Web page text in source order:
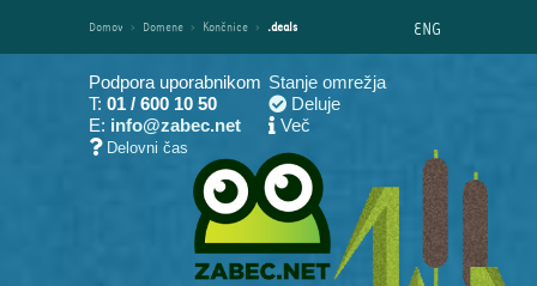
Domov › Domene › Končnice › .deals ENG
Podpora uporabnikom
T: 01 / 600 10 50
E: info@zabec.net
Delovni čas
Stanje omrežja
Deluje
Več